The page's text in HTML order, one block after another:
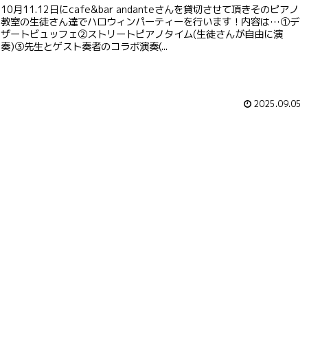
10月11.12日にcafe&bar andanteさんを貸切させて頂きそのピアノ
教室の生徒さん達でハロウィンパーティーを行います！内容は…①デ
ザートビュッフェ②ストリートピアノタイム(生徒さんが自由に演
奏)③先生とゲスト奏者のコラボ演奏(...
2025.09.05